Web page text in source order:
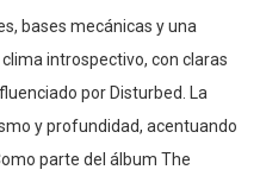
bases mecánicas y una
introspectivo, con claras
por Disturbed. La
y profundidad, acentuando
parte del álbum The